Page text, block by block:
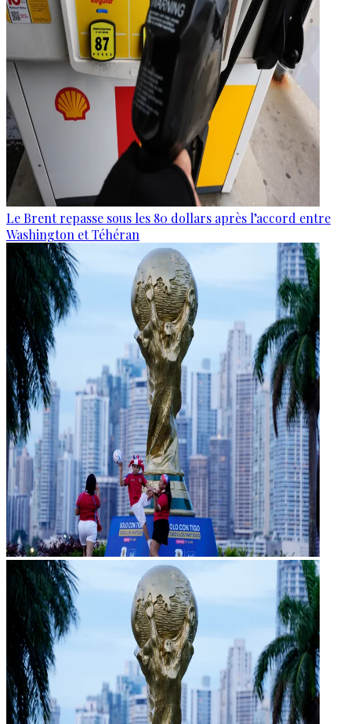
Le Brent repasse sous les 80 dollars après l’accord entre
Washington et Téhéran